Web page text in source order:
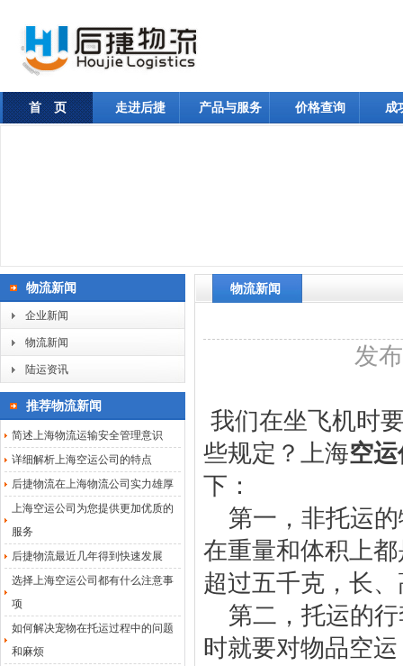
首 页 走进后捷 产品与服务 价格查询 成
物流新闻
企业新闻
物流新闻
陆运资讯
推荐物流新闻
简述上海物流运输安全管理意识
详细解析上海空运公司的特点
后捷物流在上海物流公司实力雄厚
上海空运公司为您提供更加优质的
服务
后捷物流最近几年得到快速发展
选择上海空运公司都有什么注意事
项
如何解决宠物在托运过程中的问题
和麻烦
物流新闻
发
我们在坐飞机时
些规定？ 上海空
下：
第一，非托运
在重量和体积上
超过五千克，长
第二，托运的
时就要对物品空